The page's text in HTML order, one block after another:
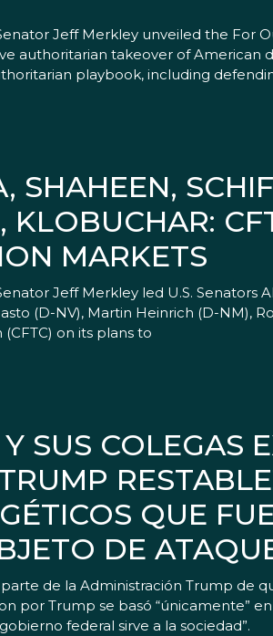
Senator Jeff Merkley unveiled the
authoritarian takeover of
playbook, including
SHAHEEN,
KLOBUCHAR:
MARKETS
Jeff Merkley led U.S.
(D-NV), Martin Heinrich (D-NM),
on its plans to
SUS COLEGAS
QUE
DE
de la Administración Trump de
por Trump se basó “únicamente”
federal sirve a la sociedad”.